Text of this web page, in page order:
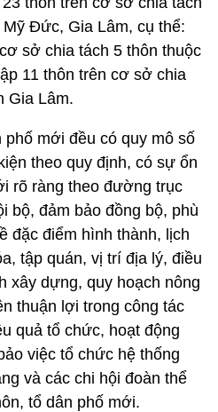
Đức, Gia Lâm, cụ thể:
sở chia tách 5 thôn thuộc
11 thôn trên cơ sở chia
Gia Lâm.
phố mới đều có quy mô số
theo quy định, có sự ổn
rõ ràng theo đường trục
bộ, đảm bảo đồng bộ, phù
đặc điểm hình thành, lịch
tập quán, vị trí địa lý, điều
xây dựng, quy hoạch nông
thuận lợi trong công tác
quả tổ chức, hoạt động
việc tổ chức hệ thống
và các chi hội đoàn thể
tổ dân phố mới.